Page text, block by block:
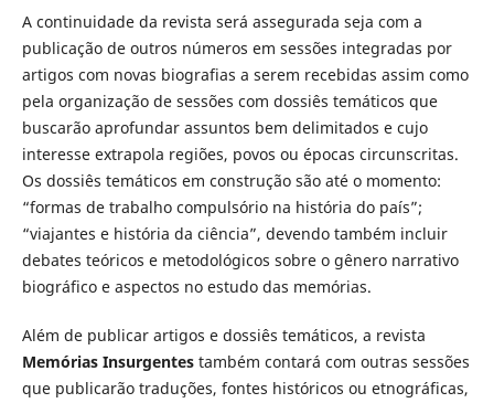
A continuidade da revista será assegurada seja com a
publicação de outros números em sessões integradas por
artigos com novas biografias a serem recebidas assim como
pela organização de sessões com dossiês temáticos que
buscarão aprofundar assuntos bem delimitados e cujo
interesse extrapola regiões, povos ou épocas circunscritas.
Os dossiês temáticos em construção são até o momento:
“formas de trabalho compulsório na história do país”;
“viajantes e história da ciência”, devendo também incluir
debates teóricos e metodológicos sobre o gênero narrativo
biográfico e aspectos no estudo das memórias.
Além de publicar artigos e dossiês temáticos, a revista
Memórias Insurgentestambém contará com outras sessões
que publicarão traduções, fontes históricos ou etnográficas,